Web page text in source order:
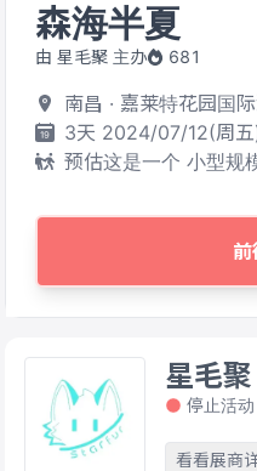
森海半夏
由 星毛聚 主办 681
南昌 · 嘉莱特花园国
3天 2024/07/12(周
预估这是一个 小型规
星毛聚
停止活动
看看展商